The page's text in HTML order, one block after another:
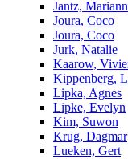
Jantz,
Joura, Coco
Joura, Coco
Jurk, Natalie
Kaarow,
Kippenberg,
Lipka, Agnes
Lipke, Evelyn
Kim, Suwon
Krug, Dagmar
Lueken, Gert